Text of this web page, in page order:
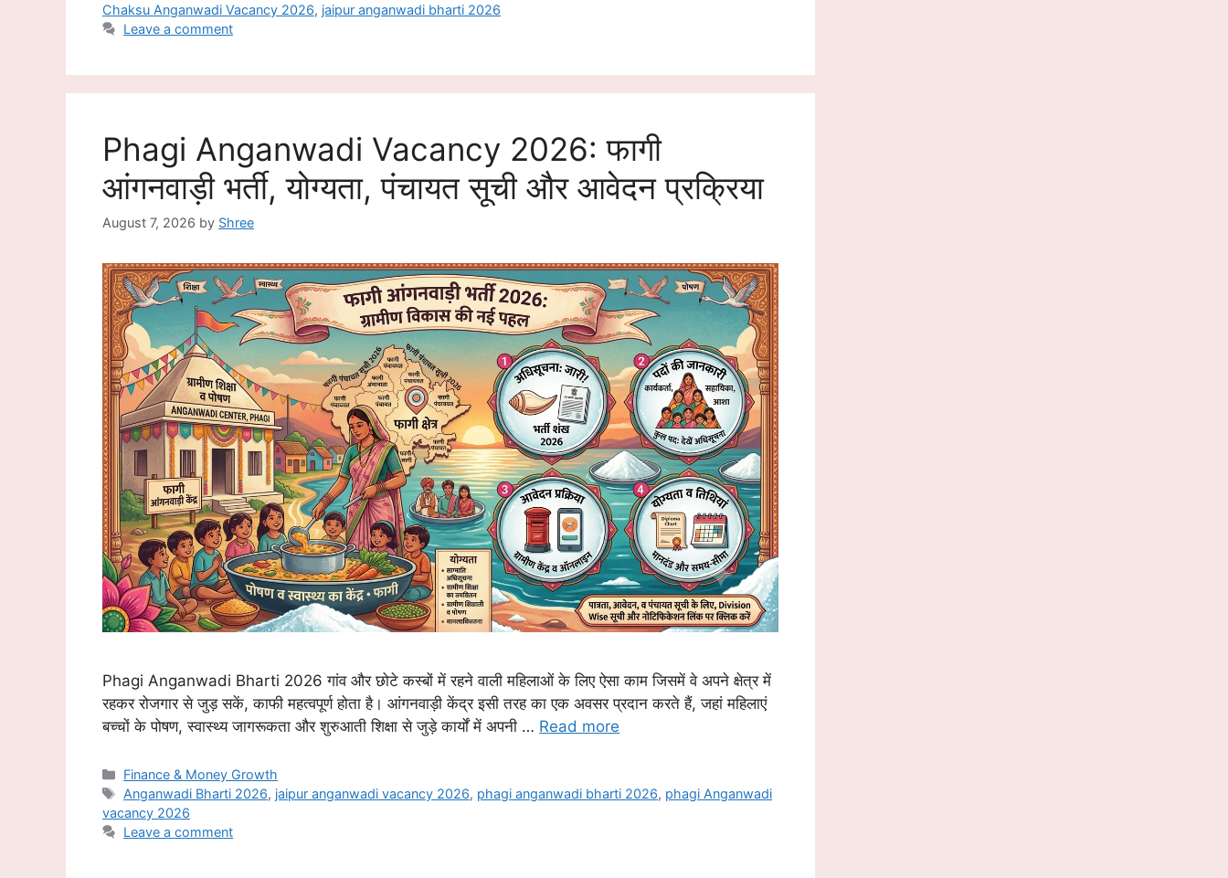
Chaksu Anganwadi Vacancy 2026, jaipur anganwadi bharti 2026
Leave a comment
Phagi Anganwadi Vacancy 2026: फागी
आंगनवाड़ी भर्ती, योग्यता, पंचायत सूची और आवेदन प्रक्रिया
August 7, 2026 by Shree
Phagi Anganwadi Bharti 2026 गांव और छोटे कस्बों में रहने वाली महिलाओं के लिए ऐसा काम जिसमें वे अपने क्षेत्र में
रहकर रोजगार से जुड़ सकें, काफी महत्वपूर्ण होता है। आंगनवाड़ी केंद्र इसी तरह का एक अवसर प्रदान करते हैं, जहां महिलाएं
बच्चों के पोषण, स्वास्थ्य जागरूकता और शुरुआती शिक्षा से जुड़े कार्यों में अपनी … Read more
Categories
Finance & Money Growth
Tags
Anganwadi Bharti 2026, jaipur anganwadi vacancy 2026, phagi anganwadi bharti 2026, phagi Anganwadi
vacancy 2026
Leave a comment